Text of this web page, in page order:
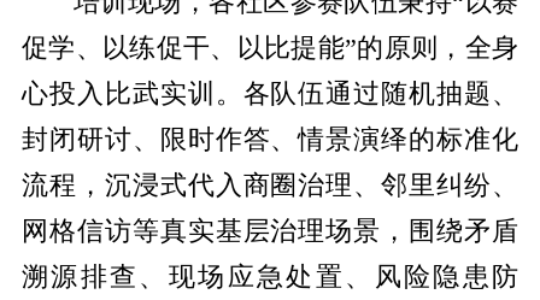
促学、以练促干、以比提能”的原则，全身
心投入比武实训。各队伍通过随机抽题、
封闭研讨、限时作答、情景演绎的标准化
流程，沉浸式代入商圈治理、邻里纠纷、
网格信访等真实基层治理场景，围绕矛盾
溯源排查、现场应急处置、风险隐患防